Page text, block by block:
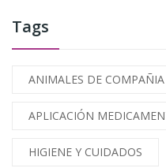
Tags
ANIMALES DE COMPAÑIA
APLICACIÓN
HIGIENE Y CUIDADOS